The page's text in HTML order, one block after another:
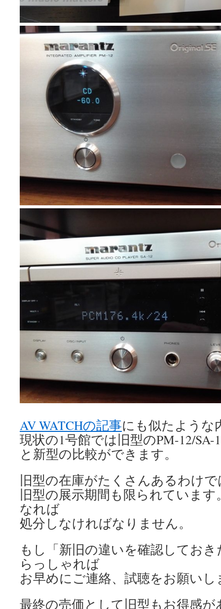
AV WATCHの記事にも似たような
現状の1号館では旧型のPM-12/SA-
と新型の比較ができます。
旧型の在庫がたくさんあるわけ
旧型の展示期間も限られていま
なれば
処分しなければなりません。
もし「新旧の違いを確認してお
らっしゃれば
お早めにご連絡、試聴をお願いし
最終の売価として旧型もお得感